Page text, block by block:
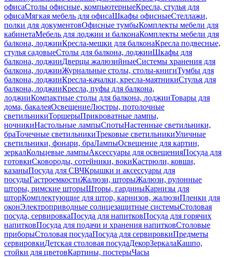
офисаСтолы офисные, компьютерныеКресла, стулья для
офисаМягкая мебель для офисаШкафы офисныеСтеллажи,
полки для документовОфисные тумбыКомплекты мебели для
кабинетаМебель для лоджии и балконаКомплекты мебели для
балкона, лоджииКресла-мешки для балконаКресла подвесные,
стулья садовыеСтолы для балкона, лоджииШкафы для
балкона, лоджииДверцы жалюзийныеСистемы хранения для
балкона, лоджииЖурнальные столы, столы-книгиТумбы для
балкона, лоджииКресла-качалки, кресла-маятникиСтулья для
балкона, лоджииКресла, пуфы для балкона,
лоджииКомпактные столы для балкона, лоджииТовары для
дома, бакалеяОсвещениеЛюстры, потолочные
светильникиТоршерыПрикроватные лампы,
ночникиНастольные лампыСпотыНастенные светильники,
браТочечные светильникиТрековые светильникиУличные
светильники, фонари, браЛампыОсвещение для картин,
зеркалКольцевые лампыАксессуары для освещенияПосуда для
готовкиСковороды, сотейники, вокиКастрюли, ковши,
казаныПосуда для СВЧКрышки и аксессуары для
посудыГастроемкостиЖалюзи, шторыЖалюзи, рулонные
шторы, римские шторыШторы, гардиныКарнизы для
шторКомплектующие для штор, карнизов, жалюзиПленки для
оконЭлектроприводные солнцезащитные системыСтоловая
посуда, сервировкаПосуда для напитковПосуда для горячих
напитковПосуда для подачи и хранения напитковСтоловые
приборыСтоловая посудаПосуда для сервировкиПредметы
сервировкиДетская столовая посудаДекорЗеркалаКашпо,
стойки для цветовКартины, постерыЧасы